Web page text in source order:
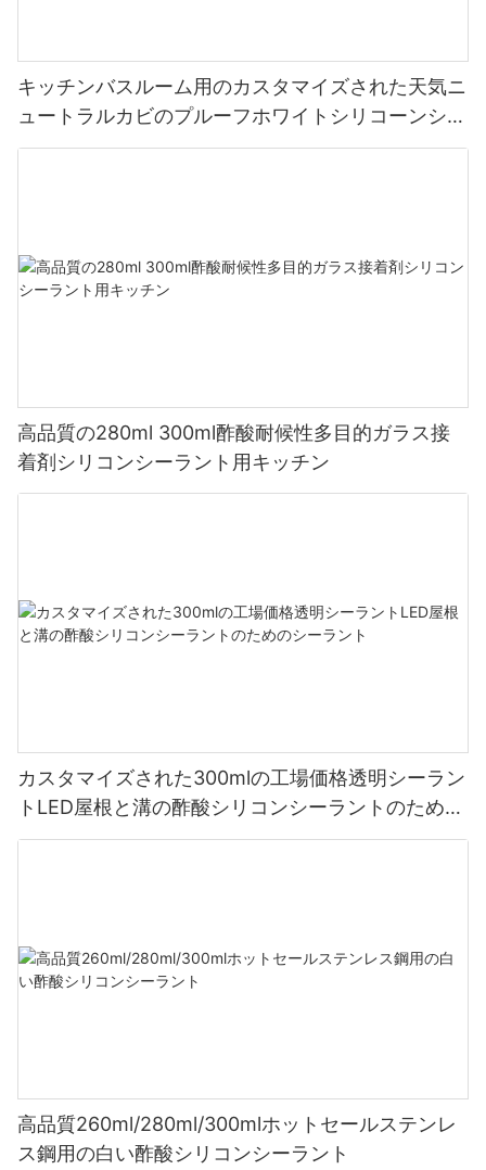
キッチンバスルーム用のカスタマイズされた天気ニ
ュートラルカビのプルーフホワイトシリコーンシー
ラント
高品質の280ml 300ml酢酸耐候性多目的ガラス接
着剤シリコンシーラント用キッチン
カスタマイズされた300mlの工場価格透明シーラン
トLED屋根と溝の酢酸シリコンシーラントのための
シーラント
高品質260ml/280ml/300mlホットセールステンレ
ス鋼用の白い酢酸シリコンシーラント